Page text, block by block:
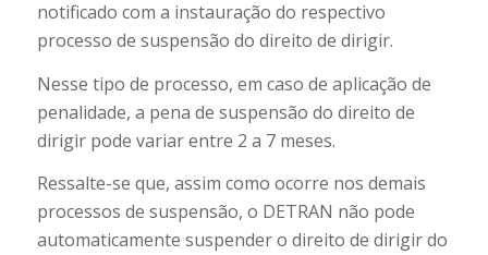
notificado com a instauração do respectivo
processo de suspensão do direito de dirigir.
Nesse tipo de processo, em caso de aplicação de
penalidade, a pena de suspensão do direito de
dirigir pode variar entre 2 a 7 meses.
Ressalte-se que, assim como ocorre nos demais
processos de suspensão, o DETRAN não pode
automaticamente suspender o direito de dirigir do